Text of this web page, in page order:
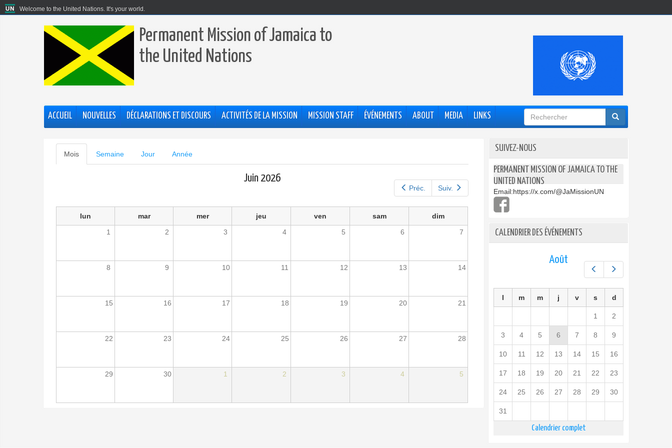
Welcome to the United Nations. It's your world.
Permanent Mission of Jamaica to
the United Nations
ACCUEIL NOUVELLES DÉCLARATIONS ET DISCOURS ACTIVITÉS DE LA MISSION MISSION STAFF ÉVÉNEMENTS ABOUT MEDIA LINKS
Formulaire
de
recherche
Onglets
principaux
Mois (onglet
actif)
Semaine Jour Année
Préc. Suiv.
Juin 2026
lun mar mer jeu ven sam
dim
1
2 3 4 5 6 7
8 9 10 11 12 13 14
15 16 17 18 19 20 21
22 23 24 25 26 27 28
29 30 1 2 3 4 5
SUIVEZ-NOUS
PERMANENT MISSION OF JAMAICA TO THE
UNITED NATIONS
Email:https://x.com/@JaMissionUN
CALENDRIER DES ÉVÉNEMENTS
Préc. Suiv.
Août
l m m j v s d
1 2
3 4 5 6 7 8 9
10 11 12 13 14 15 16
17 18 19 20 21 22 23
24 25 26 27 28 29 30
31
Calendrier complet